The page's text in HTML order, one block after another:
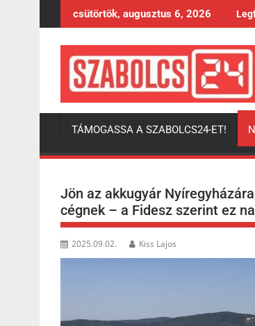
to
csütörtök, augusztus 6, 2026
TÁMOGASSA A SZABOLCS24-ET!
Jön az akkugyár
cégnek – a Fidesz szerint ez
2025.09.02. Kiss Lajos